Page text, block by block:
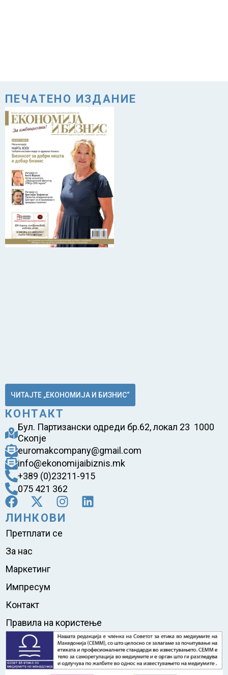
ПЕЧАТЕНО ИЗДАНИЕ
ЧИТАЈТЕ „ЕКОНОМИЈА И БИЗНИС“
КОНТАКТ
Бул. Партизански одреди бр.62, локал 23 1000
Скопје
euromakcompany@gmail.com
info@ekonomijaibiznis.mk
+389 (0)23211-915
075 421 362
ЛИНКОВИ
Претплати се
За нас
Маркетинг
Импресум
Контакт
Правила на користење